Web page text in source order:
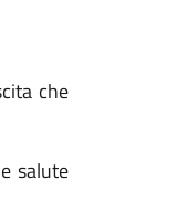
che
salute